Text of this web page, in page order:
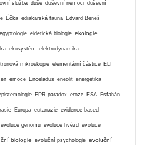
služba duše duševní nemoci duševní
Éčka ediakarská fauna Edvard Beneš
egyptologie eidetická biologie ekologie
ekosystém elektrodynamika
mikroskopie elementární částice ELI
emoce Enceladus eneolit energetika
EPR paradox eroze ESA Esfahán
Europa eutanazie evidence based
evoluce genomu evoluce hvězd evoluce
biologie evoluční psychologie evoluční